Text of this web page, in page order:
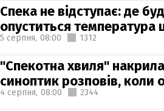
Спека не відступає: де
опуститься температура
5 серпня, 08:00 1312
"Спекотна хвиля"
синоптик розповів, коли
4 серпня, 08:00 2344